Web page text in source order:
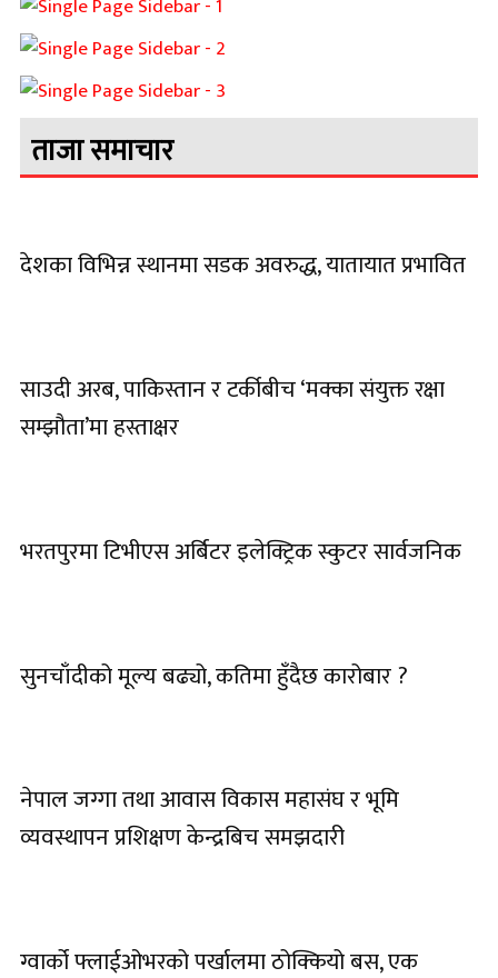
ताजा समाचार
देशका विभिन्न स्थानमा सडक अवरुद्ध, यातायात प्रभावित
साउदी अरब, पाकिस्तान र टर्कीबीच ‘मक्का संयुक्त रक्षा
सम्झौता’मा हस्ताक्षर
भरतपुरमा टिभीएस अर्बिटर इलेक्ट्रिक स्कुटर सार्वजनिक
सुनचाँदीको मूल्य बढ्यो, कतिमा हुँदैछ कारोबार ?
नेपाल जग्गा तथा आवास विकास महासंघ र भूमि
व्यवस्थापन प्रशिक्षण केन्द्रबिच समझदारी
ग्वार्को फ्लाईओभरको पर्खालमा ठोक्कियो बस, एक